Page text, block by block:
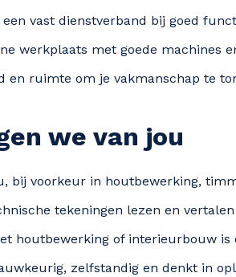
vast dienstverband bij goed
werkplaats met goede machines
en ruimte om je vakmanschap te
we van jou
bij voorkeur in houtbewerking,
tekeningen lezen en
houtbewerking of interieurbouw
zelfstandig en denkt in